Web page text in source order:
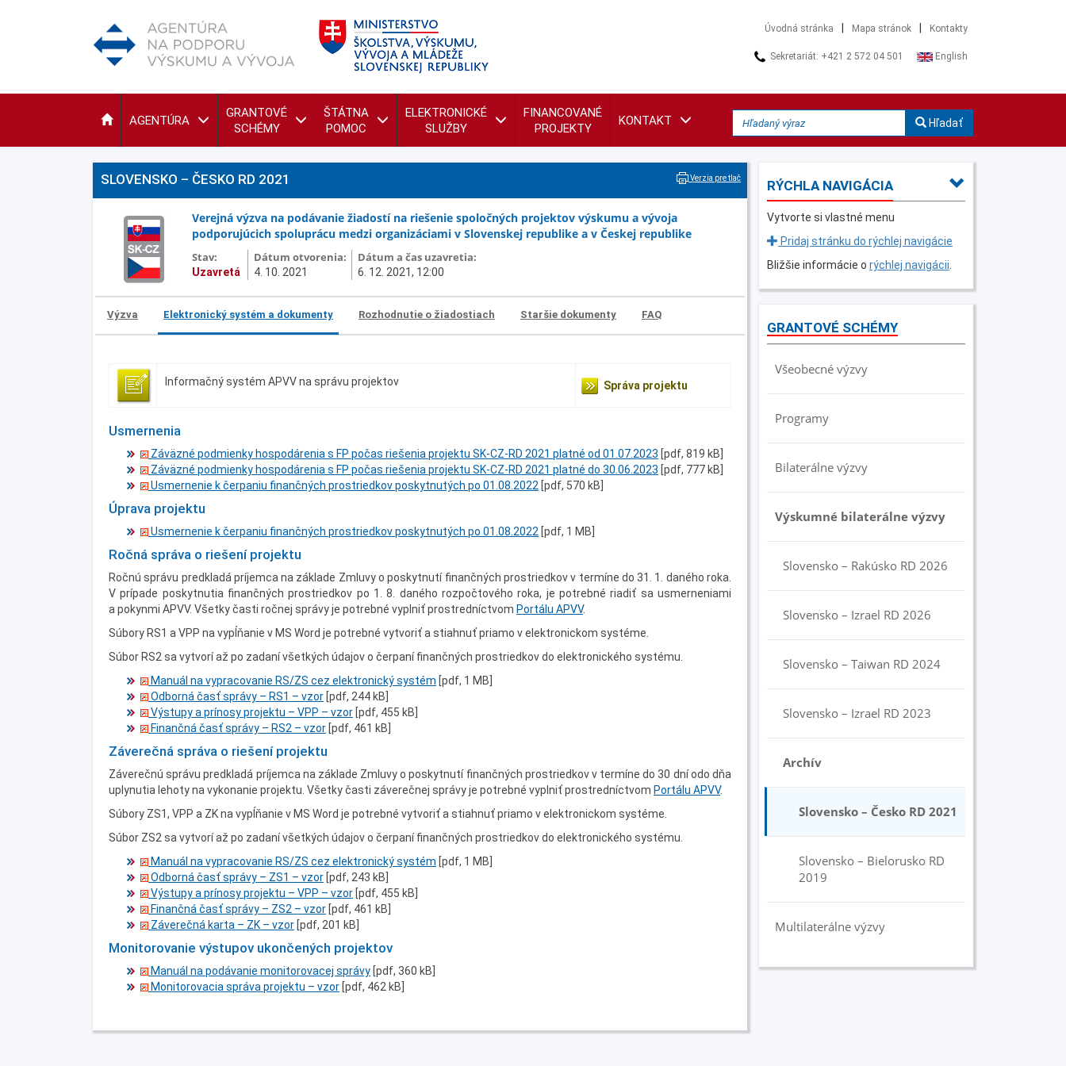
Úvodná stránka Mapa stránok Kontakty
Sekretariát: +421 2 572 04 501 English
AGENTÚRA
GRANTOVÉ
SCHÉMY
ŠTÁTNA
POMOC
ELEKTRONICKÉ
SLUŽBY
FINANCOVANÉ
PROJEKTY
KONTAKT Hľadať
SLOVENSKO – ČESKO RD 2021 Verzia pre tlač
Verejná výzva na podávanie žiadostí na riešenie spoločných projektov výskumu a vývoja
podporujúcich spoluprácu medzi organizáciami v Slovenskej republike a v Českej republike
Stav:
Uzavretá
Dátum otvorenia:
4. 10. 2021
Dátum a čas uzavretia:
6. 12. 2021, 12:00
Výzva Elektronický systém a dokumenty Rozhodnutie o žiadostiach Staršie dokumenty FAQ
Informačný systém APVV na správu projektov Správa projektu
Usmernenia
Záväzné podmienky hospodárenia s FP počas riešenia projektu SK-CZ-RD 2021 platné od 01.07.2023 [pdf, 819 kB]
Záväzné podmienky hospodárenia s FP počas riešenia projektu SK-CZ-RD 2021 platné do 30.06.2023 [pdf, 777 kB]
Usmernenie k čerpaniu finančných prostriedkov poskytnutých po 01.08.2022 [pdf, 570 kB]
Úprava projektu
Usmernenie k čerpaniu finančných prostriedkov poskytnutých po 01.08.2022 [pdf, 1 MB]
Ročná správa o riešení projektu
Ročnú správu predkladá príjemca na základe Zmluvy o poskytnutí finančných prostriedkov v termíne do 31. 1. daného roka.
V prípade poskytnutia finančných prostriedkov po 1. 8. daného rozpočtového roka, je potrebné riadiť sa usmerneniami
a pokynmi APVV. Všetky časti ročnej správy je potrebné vyplniť prostredníctvom Portálu APVV.
Súbory RS1 a VPP na vypĺňanie v MS Word je potrebné vytvoriť a stiahnuť priamo v elektronickom systéme.
Súbor RS2 sa vytvorí až po zadaní všetkých údajov o čerpaní finančných prostriedkov do elektronického systému.
Manuál na vypracovanie RS/ZS cez elektronický systém [pdf, 1 MB]
Odborná časť správy – RS1 – vzor [pdf, 244 kB]
Výstupy a prínosy projektu – VPP – vzor [pdf, 455 kB]
Finančná časť správy – RS2 – vzor [pdf, 461 kB]
Záverečná správa o riešení projektu
Záverečnú správu predkladá príjemca na základe Zmluvy o poskytnutí finančných prostriedkov v termíne do 30 dní odo dňa
uplynutia lehoty na vykonanie projektu. Všetky časti záverečnej správy je potrebné vyplniť prostredníctvom Portálu APVV.
Súbory ZS1, VPP a ZK na vypĺňanie v MS Word je potrebné vytvoriť a stiahnuť priamo v elektronickom systéme.
Súbor ZS2 sa vytvorí až po zadaní všetkých údajov o čerpaní finančných prostriedkov do elektronického systému.
Manuál na vypracovanie RS/ZS cez elektronický systém [pdf, 1 MB]
Odborná časť správy – ZS1 – vzor [pdf, 243 kB]
Výstupy a prínosy projektu – VPP – vzor [pdf, 455 kB]
Finančná časť správy – ZS2 – vzor [pdf, 461 kB]
Záverečná karta – ZK – vzor [pdf, 201 kB]
Monitorovanie výstupov ukončených projektov
Manuál na podávanie monitorovacej správy [pdf, 360 kB]
Monitorovacia správa projektu – vzor [pdf, 462 kB]
RÝCHLA NAVIGÁCIA
Vytvorte si vlastné menu
Pridaj stránku do rýchlej navigácie
Bližšie informácie o rýchlej navigácii
GRANTOVÉ SCHÉMY
Všeobecné výzvy
Programy
Bilaterálne výzvy
Výskumné bilaterálne výzvy
Slovensko – Rakúsko RD 2026
Slovensko – Izrael RD 2026
Slovensko – Taiwan RD 2024
Slovensko – Izrael RD 2023
Archív
Slovensko – Česko RD 2021
Slovensko – Bielorusko RD
2019
Multilaterálne výzvy